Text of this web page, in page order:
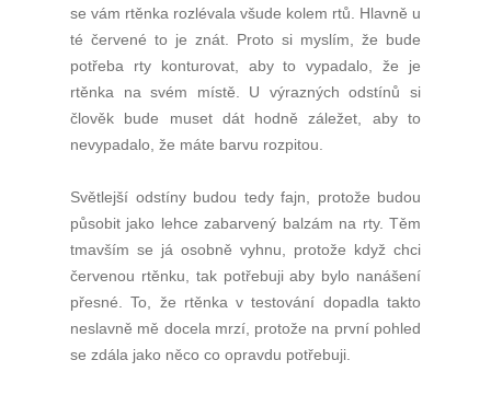
se vám rtěnka rozlévala všude kolem rtů. Hlavně u
té červené to je znát. Proto si myslím, že bude
potřeba rty konturovat, aby to vypadalo, že je
rtěnka na svém místě. U výrazných odstínů si
člověk bude muset dát hodně záležet, aby to
nevypadalo, že máte barvu rozpitou.
Světlejší odstíny budou tedy fajn, protože budou
působit jako lehce zabarvený balzám na rty. Těm
tmavším se já osobně vyhnu, protože když chci
červenou rtěnku, tak potřebuji aby bylo nanášení
přesné. To, že rtěnka v testování dopadla takto
neslavně mě docela mrzí, protože na první pohled
se zdála jako něco co opravdu potřebuji.